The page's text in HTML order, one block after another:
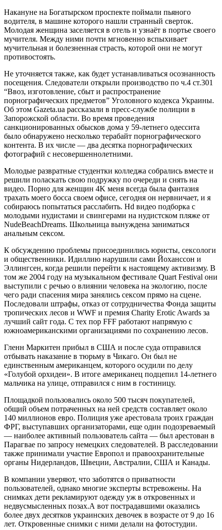
Накануне на Богатырском проспекте поймали пьяного
водителя, в машине которого нашли странный сверток.
Молодая женщина заселяется в отель и узнаёт в портье своего
мучителя. Между ними почти мгновенно вспыхивает
мучительная и болезненная страсть, которой они не могут
противостоять.
Не уточняется также, как будет устанавливаться осознанность
посещения. Следователи открыли производство по ч.4 ст.301
“Ввоз, изготовление, сбыт и распространение
порнографических предметов” Уголовного кодекса Украины.
Об этом Gazeta.ua рассказали в пресс-службе полиции в
Запорожской области. Во время проведения
санкционированных обысков дома у 59-летнего одессита
было обнаружено несколько терабайт порнографического
контента. В их числе — два десятка порнографических
фотографий с несовершеннолетними.
Молодые развратные студентки колледжа собрались вместе и
решили поласкать свою подружку по очереди и снять на
видео. Порно для женщин 4K меня всегда была фантазия
трахать моего босса своем офисе, сегодня он нервничает, и я
собираюсь попытаться расслабить. Hd видео подборка с
молодыми нудистами и свингерами на нудистском пляже от
NudeBeachDreams. Школьница вынуждена заниматься
анальным сексом.
К обсуждению проблемы присоединились юристы, сексологи
и общественники. Идиллию нарушили сами Йоханссон и
Эллингсен, когда решили перейти к настоящему активизму. В
том же 2004 году на музыкальном фестивале Quart Festival они
выступили с речью о влиянии человека на экологию, после
чего ради спасения мира занялись сексом прямо на сцене.
Последовали штрафы, отказ от сотрудничества Фонда защиты
тропических лесов и WWF и премия Charity Erotic Awards за
лучший сайт года. С тех пор FFF работают напрямую с
южноамериканскими организациями по сохранению лесов.
Гленн Маркитен прибыл в США и после суда отправился
отбывать наказание в тюрьму в Чикаго. Он был не
единственным американцем, которого осудили по делу
«Голубой орхидеи». В итоге американец подцепил 14-летнего
мальчика на улице, отправился с ним в гостиницу.
Площадкой пользовались около 500 тысяч покупателей,
общий объем потраченных на ней средств составляет около
140 миллионов евро. Полиция уже арестовала троих граждан
ФРГ, выступавших организаторами, еще один подозреваемый
— наиболее активный пользователь сайта — был арестован в
Парагвае по запросу немецких следователей. В расследовании
также принимали участие Европол и правоохранительные
органы Нидерландов, Швеции, Австралии, США и Канады.
В компании уверяют, что заботятся о приватности
пользователей, однако многие эксперты встревожены. На
снимках дети рекламируют одежду уж в откровенных и
недвусмысленных позах.А вот пострадавшими оказались
более двух десятков украинских девочек в возрасте от 9 до 16
лет. Откровенные снимки с ними делали на фотостудии.